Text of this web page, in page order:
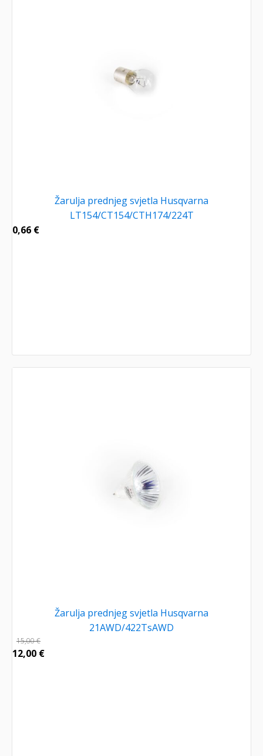
Žarulja prednjeg svjetla Husqvarna
LT154/CT154/CTH174/224T
0,66 €
Žarulja prednjeg svjetla Husqvarna
21AWD/422TsAWD
15,00€
12,00 €